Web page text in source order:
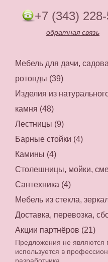
+7 (343)
обратная связь
Мебель для дачи,
ротонды (39)
Изделия из
камня (48)
Лестницы (9)
Барные стойки (4)
Камины (4)
Столешницы, мойки,
Сантехника (4)
Мебель из стекла,
Доставка, перевозка,
Акции партнёров (21)
Предложения не являются
используется в